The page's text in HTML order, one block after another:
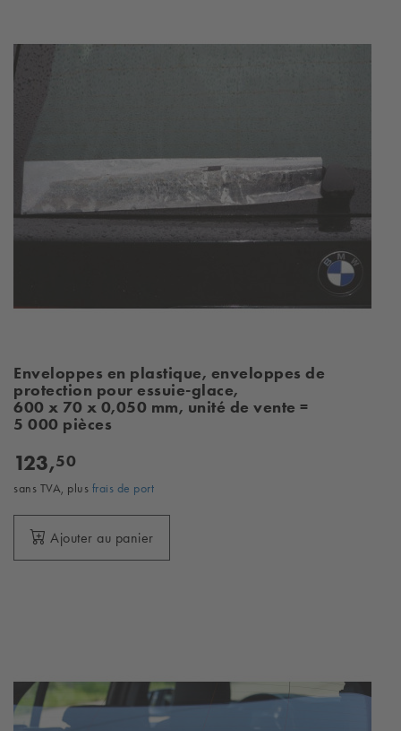
Enveloppes en plastique, enveloppes de
protection pour essuie-glace,
600 x 70 x 0,050 mm, unité de vente =
5 000 pièces
123,50
sans TVA, plus frais de port
Ajouter au panier